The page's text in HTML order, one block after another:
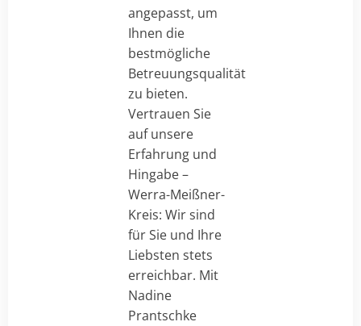
angepasst, um
Ihnen die
bestmögliche
Betreuungsqualität
zu bieten.
Vertrauen Sie
auf unsere
Erfahrung und
Hingabe –
Werra-Meißner-
Kreis: Wir sind
für Sie und Ihre
Liebsten stets
erreichbar. Mit
Nadine
Prantschke